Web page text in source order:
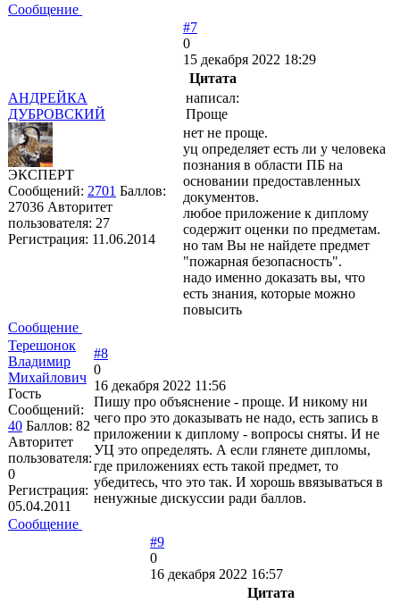
Сообщение
АНДРЕЙКА
ДУБРОВСКИЙ
ЭКСПЕРТ
Сообщений: 2701 Баллов:
27036 Авторитет
пользователя: 27
Регистрация: 11.06.2014
#7
0
15 декабря 2022 18:29
Цитата
написал:
Проще
нет не проще.
уц определяет есть ли у человека
познания в области ПБ на
основании предоставленных
документов.
любое приложение к диплому
содержит оценки по предметам.
но там Вы не найдете предмет
"пожарная безопасность".
надо именно доказать вы, что
есть знания, которые можно
повысить
Сообщение
Терешонок
Владимир
Михайлович
Гость
Сообщений:
40 Баллов: 82
Авторитет
пользователя:
0
Регистрация:
05.04.2011
#8
0
16 декабря 2022 11:56
Пишу про объяснение - проще. И никому ни
чего про это доказывать не надо, есть запись в
приложении к диплому - вопросы сняты. И не
УЦ это определять. А если глянете дипломы,
где приложениях есть такой предмет, то
убедитесь, что это так. И хорошь ввязываться в
ненужные дискуссии ради баллов.
Сообщение
#9
0
16 декабря 2022 16:57
Цитата